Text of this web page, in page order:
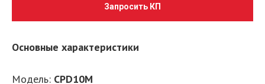
Запросить КП
Основные характеристики
Модель: CPD10M